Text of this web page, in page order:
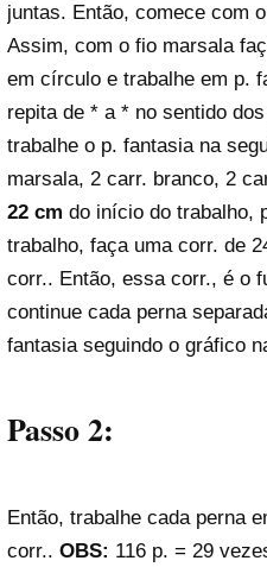
juntas. Então, comece com
Assim, com o fio marsala
em círculo e trabalhe em p.
repita de * a * no sentido
trabalhe o p. fantasia na
marsala, 2 carr. branco, 2
22 cm do início do trabalho,
trabalho, faça uma corr. de
corr.. Então, essa corr., é o
continue cada perna
fantasia seguindo o gráfico
Passo 2:
Então, trabalhe cada perna
corr.. OBS: 116 p. = 29